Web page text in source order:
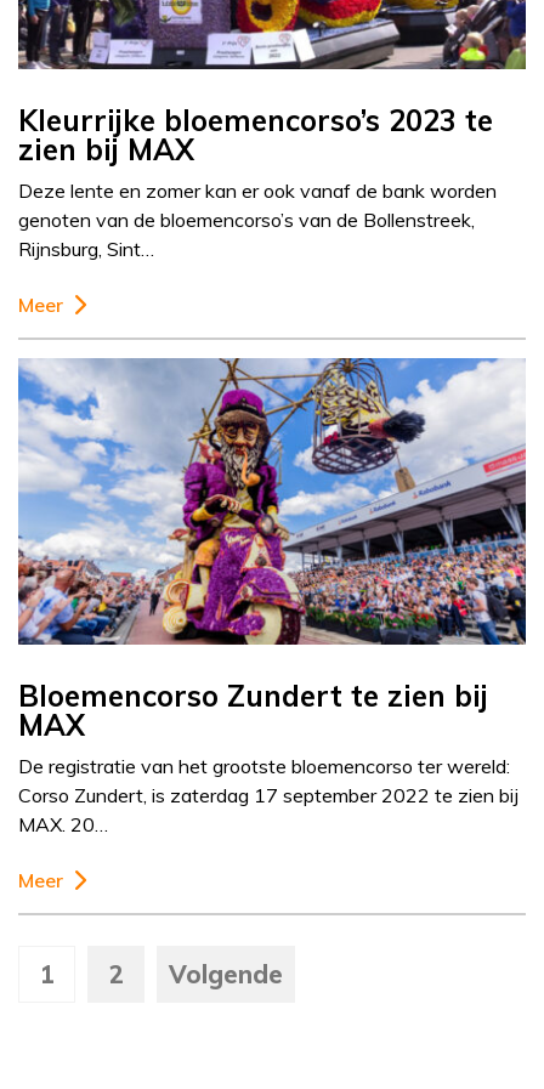
Kleurrijke bloemencorso’s 2023 te
zien bij MAX
Deze lente en zomer kan er ook vanaf de bank worden
genoten van de bloemencorso’s van de Bollenstreek,
Rijnsburg, Sint…
Meer
Bloemencorso Zundert te zien bij
MAX
De registratie van het grootste bloemencorso ter wereld:
Corso Zundert, is zaterdag 17 september 2022 te zien bij
MAX. 20…
Meer
1 2 Volgende